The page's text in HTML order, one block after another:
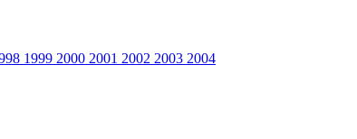
1999 2000 2001 2002 2003 2004